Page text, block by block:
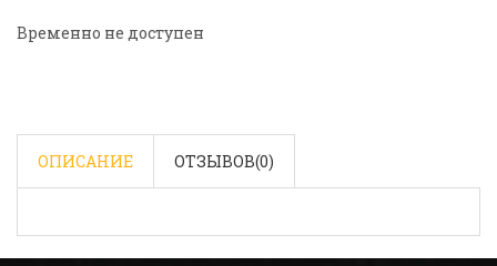
Временно не доступен
ОПИСАНИЕ ОТЗЫВОВ(0)